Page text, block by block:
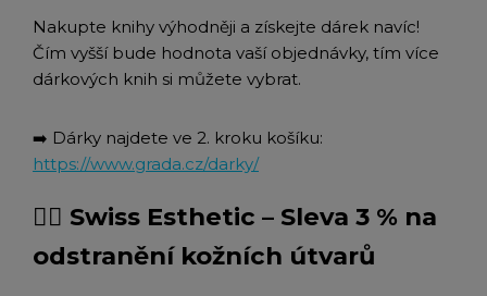
Nakupte knihy výhodněji a získejte dárek navíc!
Čím vyšší bude hodnota vaší objednávky, tím více
dárkových knih si můžete vybrat.
➡️ Dárky najdete ve 2. kroku košíku:
https://www.grada.cz/darky/
🧑‍⚕ Swiss Esthetic – Sleva 3 % na
odstranění kožních útvarů